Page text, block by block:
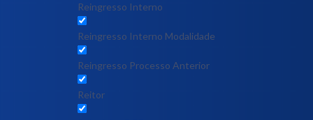
Reingresso Interno
Reingresso Interno Modalidade
Reingresso Processo Anterior
Reitor